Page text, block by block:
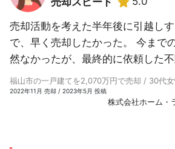
売却活動を考えた半年後に引越し
で、早く売却したかった。 今まで
然なかったが、最終的に依頼した
福山市の一戸建てを2,070万円で売却 / 30代
2022年11月 売却 / 2023年5月 投稿
株式会社ホーム・